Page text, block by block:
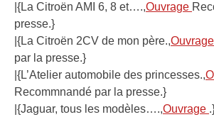
|{La Citroën AMI 6, 8 et….,Ouvrage
presse.}
|{La Citroën 2CV de mon père.,Ouvrage
par la presse.}
|{L’Atelier automobile des princesses.,
Recommnandé par la presse.}
|{Jaguar, tous les modèles….,Ouvrage